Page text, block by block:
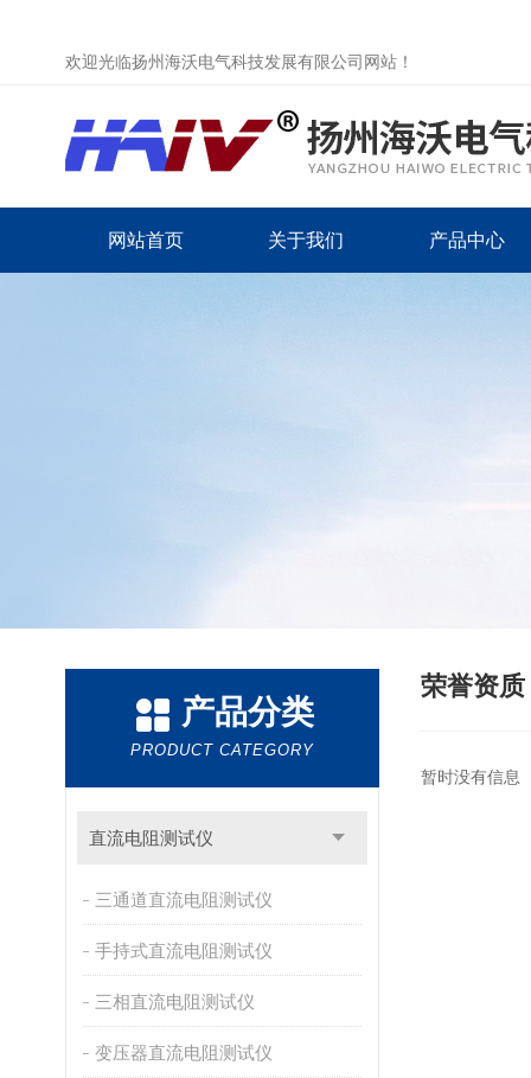
欢迎光临扬州海沃电气科技发展有限公司网站！
网站首页 关于我们 产品中心
产品分类
PRODUCT CATEGORY
直流电阻测试仪
三通道直流电阻测试仪
手持式直流电阻测试仪
三相直流电阻测试仪
变压器直流电阻测试仪
荣誉资质
暂时没有信息